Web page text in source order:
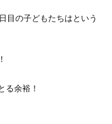
目の子どもたちはという
る余裕！